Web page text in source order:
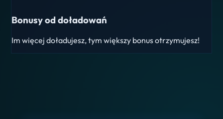
Bonusy od doładowań
Im więcej doładujesz, tym większy bonus otrzymujesz!